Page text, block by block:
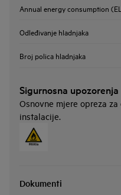
Annual energy consumption
Odleđivanje hladnjaka
Broj polica hladnjaka
Sigurnosna upozorenja
Osnovne mjere opreza
instalacije.
Dokumenti